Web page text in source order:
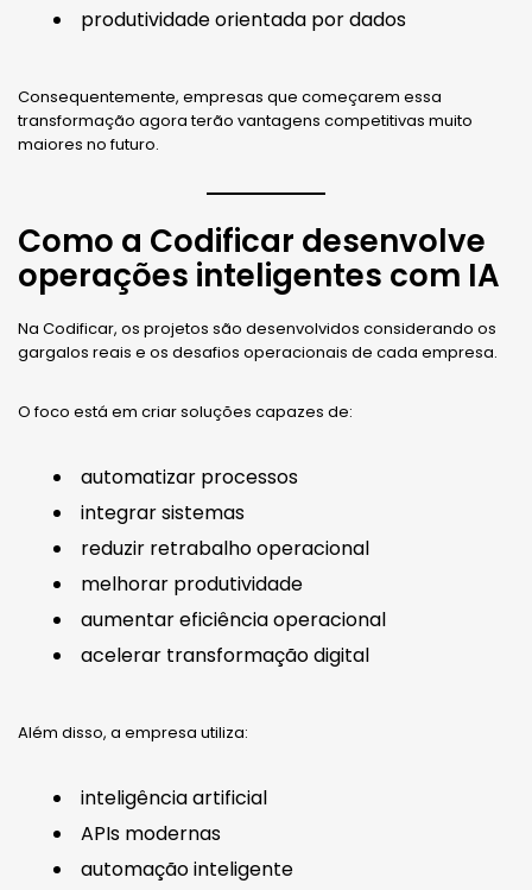
produtividade orientada por dados
Consequentemente, empresas que começarem essa
transformação agora terão vantagens competitivas muito
maiores no futuro.
Como a Codificar desenvolve
operações inteligentes com IA
Na Codificar, os projetos são desenvolvidos considerando os
gargalos reais e os desafios operacionais de cada empresa.
O foco está em criar soluções capazes de:
automatizar processos
integrar sistemas
reduzir retrabalho operacional
melhorar produtividade
aumentar eficiência operacional
acelerar transformação digital
Além disso, a empresa utiliza:
inteligência artificial
APIs modernas
automação inteligente